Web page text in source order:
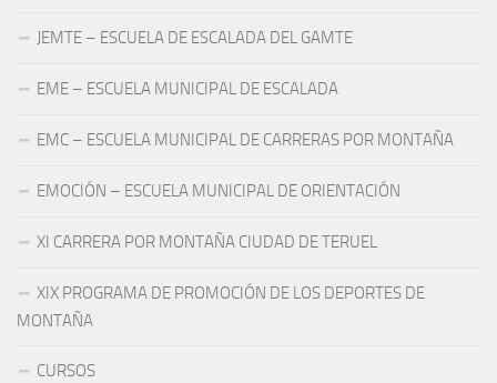
JEMTE – ESCUELA DE ESCALADA DEL GAMTE
EME – ESCUELA MUNICIPAL DE ESCALADA
EMC – ESCUELA MUNICIPAL DE CARRERAS POR MONTAÑA
EMOCIÓN – ESCUELA MUNICIPAL DE ORIENTACIÓN
XI CARRERA POR MONTAÑA CIUDAD DE TERUEL
XIX PROGRAMA DE PROMOCIÓN DE LOS DEPORTES DE
MONTAÑA
CURSOS